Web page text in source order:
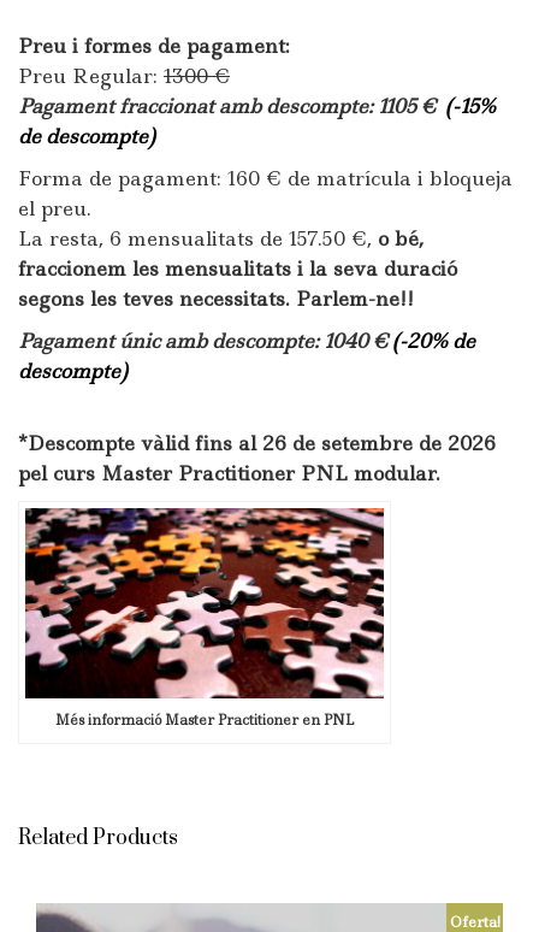
Preu i formes de pagament:
Preu Regular: 1300 €
Pagament fraccionat amb descompte: 1105 € (-15%
de descompte)
Forma de pagament: 160 € de matrícula i bloqueja
el preu.
La resta, 6 mensualitats de 157.50 €, o bé,
fraccionem les mensualitats i la seva duració
segons les teves necessitats. Parlem-ne!!
Pagament únic amb descompte: 1040 €(-20% de
descompte)
*Descompte vàlid fins al 26 de setembre de 2026
pel curs Master Practitioner PNL modular.
Més informació Master Practitioner en PNL
Related Products
Oferta!